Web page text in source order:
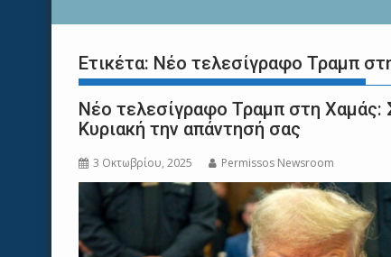
Ετικέτα: Νέο τελεσίγραφο Τραμπ
Νέο τελεσίγραφο Τραμπ στη Χαμάς:
Κυριακή την απάντησή σας
3 Οκτωβρίου, 2025 Permissos Newsroom